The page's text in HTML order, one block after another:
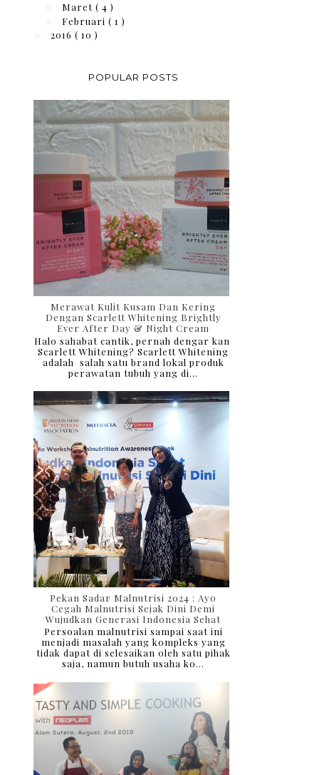
Maret ( 4 )
Februari ( 1 )
2016 ( 10 )
POPULAR POSTS
Merawat Kulit Kusam Dan Kering
Dengan Scarlett Whitening Brightly
Ever After Day & Night Cream
Halo sahabat cantik, pernah dengar kan
Scarlett Whitening? Scarlett Whitening
adalah salah satu brand lokal produk
perawatan tubuh yang di...
Pekan Sadar Malnutrisi 2024 : Ayo
Cegah Malnutrisi Sejak Dini Demi
Wujudkan Generasi Indonesia Sehat
Persoalan malnutrisi sampai saat ini
menjadi masalah yang kompleks yang
tidak dapat di selesaikan oleh satu pihak
saja, namun butuh usaha ko...